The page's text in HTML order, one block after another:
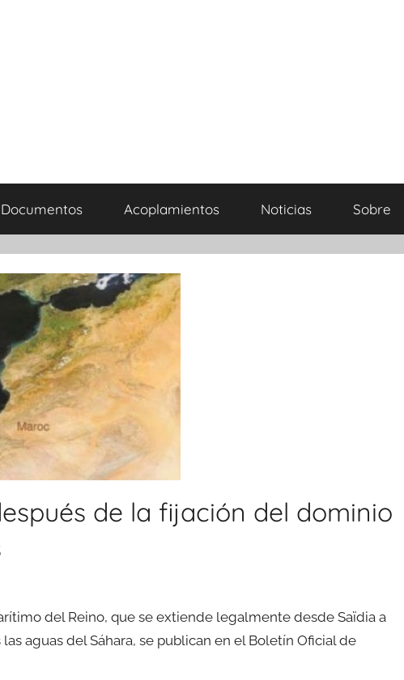
Documentos Acoplamientos Noticias Sobre
de la fijación del dominio
del Reino, que se extiende legalmente desde Saïdia a
aguas del Sáhara, se publican en el Boletín Oficial de